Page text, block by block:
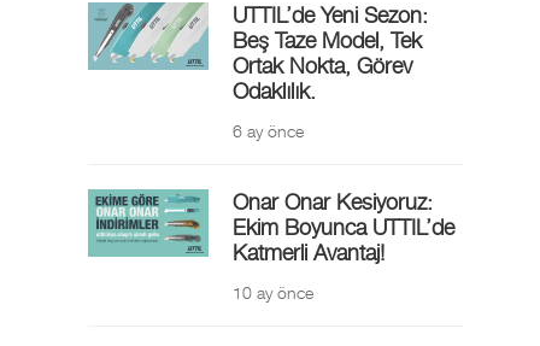
UTTIL’de Yeni Sezon:
Beş Taze Model, Tek
Ortak Nokta, Görev
Odaklılık.
6 ay önce
Onar Onar Kesiyoruz:
Ekim Boyunca UTTIL’de
Katmerli Avantaj!
10 ay önce